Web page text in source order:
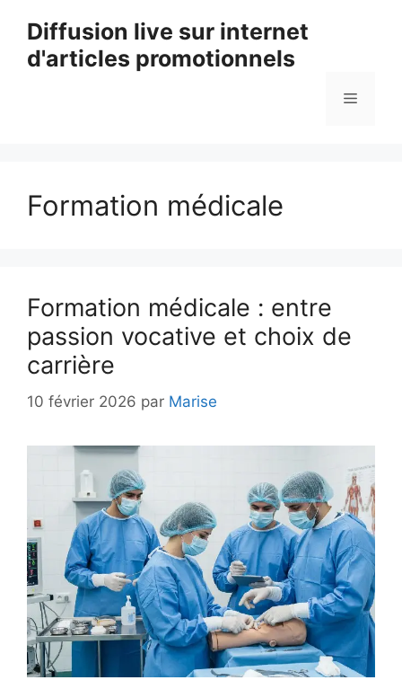
contenu
Diffusion live sur internet
d'articles promotionnels
Menu
Formation médicale
Formation médicale : entre
passion vocative et choix de
carrière
10 février 2026 par Marise